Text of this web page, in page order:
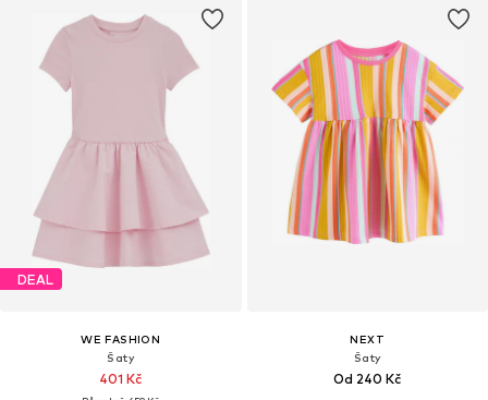
DEAL
WE FASHION
Šaty
401 Kč
NEXT
Šaty
Od 240 Kč